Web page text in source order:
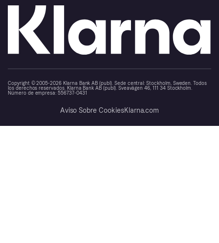
Copyright © 2005-2026 Klarna Bank AB (publ). Sede central: Stockholm, Sweden. Todos
los derechos reservados. Klarna Bank AB (publ). Sveavägen 46, 111 34 Stockholm.
Número de empresa: 556737-0431
Aviso Sobre CookiesKlarna.com